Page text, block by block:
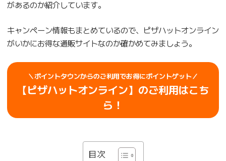
があるのか紹介しています。
キャンペーン情報もまとめているので、ピザハットオンライン
がいかにお得な通販サイトなのか確かめてみましょう。
＼ポイントタウンからのご利用でお得にポイントゲット／
【ピザハットオンライン】のご利用はこち
ら！
目次